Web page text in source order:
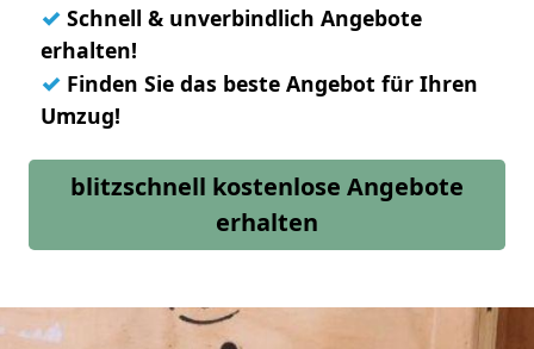
✓ Schnell & unverbindlich Angebote
erhalten!
✓ Finden Sie das beste Angebot für Ihren
Umzug!
blitzschnell kostenlose Angebote
erhalten